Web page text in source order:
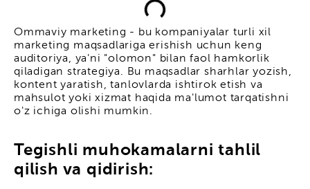
Ommaviy marketing - bu kompaniyalar turli xil
marketing maqsadlariga erishish uchun keng
auditoriya, ya'ni "olomon" bilan faol hamkorlik
qiladigan strategiya. Bu maqsadlar sharhlar yozish,
kontent yaratish, tanlovlarda ishtirok etish va
mahsulot yoki xizmat haqida ma'lumot tarqatishni
o'z ichiga olishi mumkin.
Tegishli muhokamalarni tahlil
qilish va qidirish: